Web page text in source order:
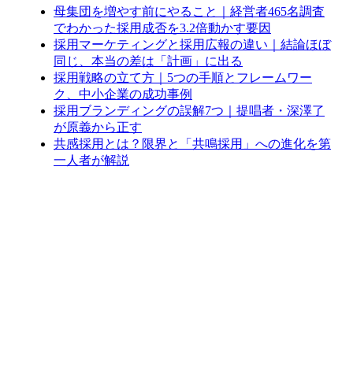
母集団を増やす前にやること｜経営者465名調査
でわかった採用成否を3.2倍動かす要因
採用マーケティングと採用広報の違い｜結論ほぼ
同じ、本当の差は「計画」に出る
採用戦略の立て方｜5つの手順とフレームワー
ク、中小企業の成功事例
採用ブランディングの誤解7つ｜提唱者・深澤了
が原義から正す
共感採用とは？限界と「共鳴採用」への進化を第
一人者が解説